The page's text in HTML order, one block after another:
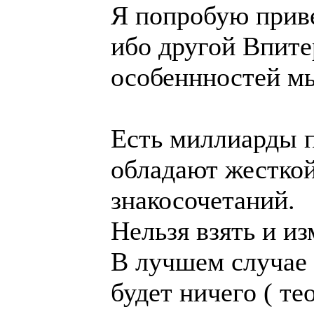
Я попробую
ибо другой
особеннностей
Есть миллиарды
обладают
знакосочетаний.
Нельзя взять и
В лучшем случае
будет ничего (